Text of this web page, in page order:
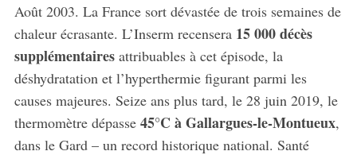
Août 2003. La France sort dévastée de trois semaines de
chaleur écrasante. L’Inserm recensera 15 000 décès
supplémentairesattribuables à cet épisode, la
déshydratation et l’hyperthermie figurant parmi les
causes majeures. Seize ans plus tard, le 28 juin 2019, le
thermomètre dépasse 45°C à Gallargues-le-Montueux,
dans le Gard – un record historique national. Santé